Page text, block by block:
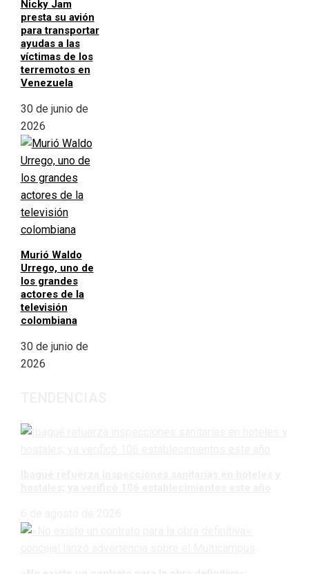
Nicky Jam
presta su avión
para transportar
ayudas a las
víctimas de los
terremotos en
Venezuela
30 de junio de
2026
Murió Waldo
Urrego, uno de
los grandes
actores de la
televisión
colombiana
30 de junio de
2026